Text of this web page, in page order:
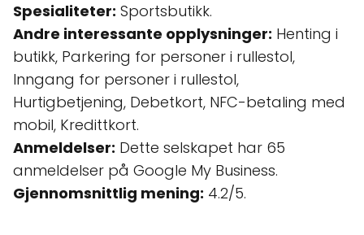
Spesialiteter: Sportsbutikk.
Andre interessante opplysninger: Henting i
butikk, Parkering for personer i rullestol,
Inngang for personer i rullestol,
Hurtigbetjening, Debetkort, NFC-betaling med
mobil, Kredittkort.
Anmeldelser: Dette selskapet har 65
anmeldelser på Google My Business.
Gjennomsnittlig mening: 4.2/5.